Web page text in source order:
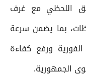
اللحظي مع غرف
بما يضمن سرعة
ورفع كفاءة
الجمهورية.